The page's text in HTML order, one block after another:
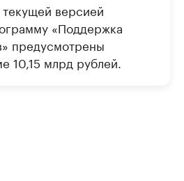
версией
«Поддержка
предусмотрены
10,15 млрд рублей.